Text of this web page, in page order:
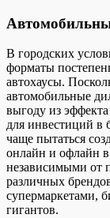
В городских
форматы
автохаусы.
автомобильные
выгоду из
для инвестиций в
чаще пытаться
онлайн и офлайн в
независимыми от
различных
супермаркетами,
гигантов.